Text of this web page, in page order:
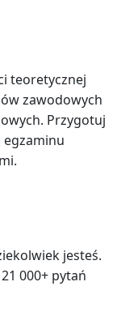
teoretycznej
zawodowych
Przygotuj
egzaminu
jesteś.
000+ pytań